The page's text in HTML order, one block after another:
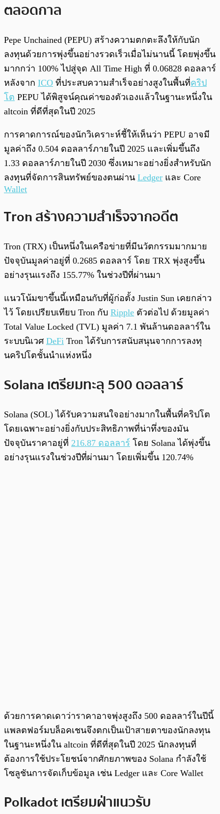
ตลอดกาล
Pepe Unchained (PEPU) สร้างความตกตะลึงให้กับนัก
ลงทุนด้วยการพุ่งขึ้นอย่างรวดเร็วเมื่อไม่นานนี้ โดยพุ่งขึ้น
มากกว่า 100% ไปสู่จุด All Time High ที่ 0.06828 ดอลลาร์
หลังจาก ICO ที่ประสบความสำเร็จอย่างสูงในพื้นที่คริป
โต PEPU ได้พิสูจน์คุณค่าของตัวเองแล้วในฐานะหนึ่งใน
altcoin ที่ดีที่สุดในปี 2025
การคาดการณ์ของนักวิเคราะห์ชี้ให้เห็นว่า PEPU อาจมี
มูลค่าถึง 0.504 ดอลลาร์ภายในปี 2025 และเพิ่มขึ้นถึง
1.33 ดอลลาร์ภายในปี 2030 ซึ่งเหมาะอย่างยิ่งสำหรับนัก
ลงทุนที่จัดการสินทรัพย์ของตนผ่าน Ledger และ Core
Wallet
Tron สร้างความสำเร็จจากอดีต
Tron (TRX) เป็นหนึ่งในเครือข่ายที่มีนวัตกรรมมากมาย
ปัจจุบันมูลค่าอยู่ที่ 0.2685 ดอลลาร์ โดย TRX พุ่งสูงขึ้น
อย่างรุนแรงถึง 155.77% ในช่วงปีที่ผ่านมา
แนวโน้มขาขึ้นนี้เหมือนกับที่ผู้ก่อตั้ง Justin Sun เคยกล่าว
ไว้ โดยเปรียบเทียบ Tron กับ Ripple ตัวต่อไป ด้วยมูลค่า
Total Value Locked (TVL) มูลค่า 7.1 พันล้านดอลลาร์ใน
ระบบนิเวศ DeFi Tron ได้รับการสนับสนุนจากการลงทุ
นคริปโตชั้นนำแห่งหนึ่ง
Solana เตรียมทะลุ 500 ดอลลาร์
Solana (SOL) ได้รับความสนใจอย่างมากในพื้นที่คริปโต
โดยเฉพาะอย่างยิ่งกับประสิทธิภาพที่น่าทึ่งของมัน
ปัจจุบันราคาอยู่ที่ 216.87 ดอลลาร์ โดย Solana ได้พุ่งขึ้น
อย่างรุนแรงในช่วงปีที่ผ่านมา โดยเพิ่มขึ้น 120.74%
ด้วยการคาดเดาว่าราคาอาจพุ่งสูงถึง 500 ดอลลาร์ในปีนี้
แพลตฟอร์มบล็อคเชนจึงตกเป็นเป้าสายตาของนักลงทุน
ในฐานะหนึ่งใน altcoin ที่ดีที่สุดในปี 2025 นักลงทุนที่
ต้องการใช้ประโยชน์จากศักยภาพของ Solana กำลังใช้
โซลูชันการจัดเก็บข้อมูล เช่น Ledger และ Core Wallet
Polkadot เตรียมฝ่าแนวรับ